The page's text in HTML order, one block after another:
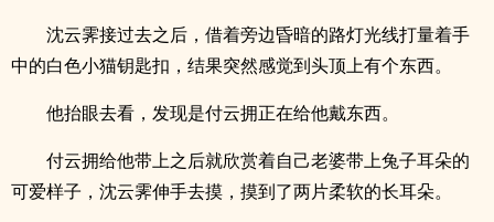
沈云霁接过去之后，借着旁边昏暗的路灯光线打量着手
中的白色小猫钥匙扣，结果突然感觉到头顶上有个东西。
他抬眼去看，发现是付云拥正在给他戴东西。
付云拥给他带上之后就欣赏着自己老婆带上兔子耳朵的
可爱样子，沈云霁伸手去摸，摸到了两片柔软的长耳朵。